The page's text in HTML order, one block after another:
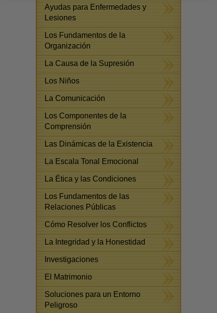
Ayudas para Enfermedades y
Lesiones
Los Fundamentos de la
Organización
La Causa de la Supresión
Los Niños
La Comunicación
Los Componentes de la
Comprensión
Las Dinámicas de la Existencia
La Escala Tonal Emocional
La Ética y las Condiciones
Los Fundamentos de las
Relaciones Públicas
Cómo Resolver los Conflictos
La Integridad y la Honestidad
Investigaciones
El Matrimonio
Soluciones para un Entorno
Peligroso